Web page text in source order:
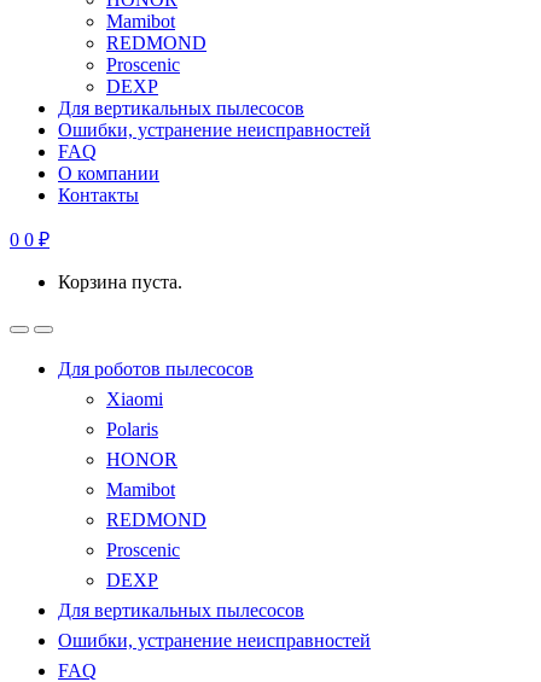
Mamibot
REDMOND
Proscenic
DEXP
Для вертикальных пылесосов
Ошибки, устранение неисправностей
FAQ
О компании
Контакты
0 0 ₽
Корзина пуста.
Для роботов пылесосов
Xiaomi
Polaris
HONOR
Mamibot
REDMOND
Proscenic
DEXP
Для вертикальных пылесосов
Ошибки, устранение неисправностей
FAQ